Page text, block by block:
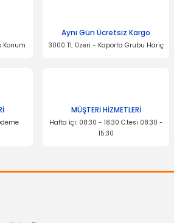
veya görüntülenemiyor.
alternatifler olmalı.
Konum
Aynı Gün Ücretsiz Kargo
3000 TL Üzeri - Kaporta Grubu Hariç
MÜŞTERİ HİZMETLERİ
Hafta içi: 08:30 - 18:30 C.tesi 08:30 -
15:30